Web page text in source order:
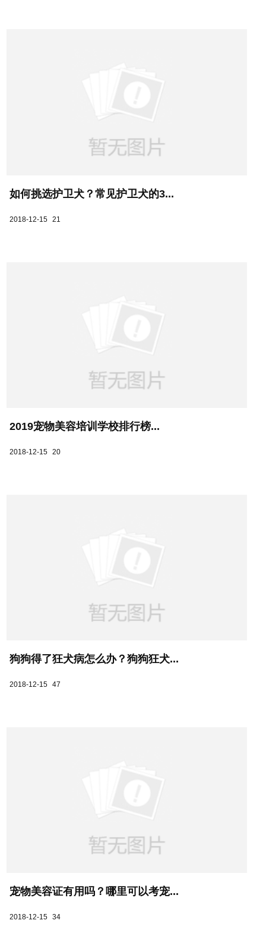
如何挑选护卫犬？常见护卫犬的3...
2018-12-15 21
2019宠物美容培训学校排行榜...
2018-12-15 20
狗狗得了狂犬病怎么办？狗狗狂犬...
2018-12-15 47
宠物美容证有用吗？哪里可以考宠...
2018-12-15 34